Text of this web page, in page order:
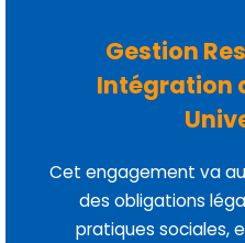
Gestion
Intégration
Cet engagement va
des obligations
pratiques sociales,